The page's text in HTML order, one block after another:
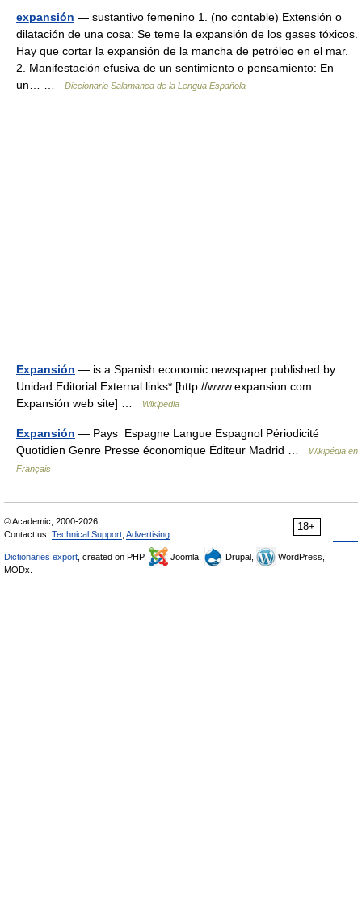
expansión — sustantivo femenino 1. (no contable) Extensión o
dilatación de una cosa: Se teme la expansión de los gases tóxicos.
Hay que cortar la expansión de la mancha de petróleo en el mar.
2. Manifestación efusiva de un sentimiento o pensamiento: En
un… …
Diccionario Salamanca de la Lengua Española
Expansión — is a Spanish economic newspaper published by
Unidad Editorial.External links* [http://www.expansion.com
Expansión web site] …
Wikipedia
Expansión — Pays Espagne Langue Espagnol Périodicité
Quotidien Genre Presse économique Éditeur Madrid …
Wikipédia en
Français
18+
© Academic, 2000-2026
Contact us: Technical Support Advertising
Dictionaries export , created on PHP, Joomla, Drupal,
WordPress,
MODx.